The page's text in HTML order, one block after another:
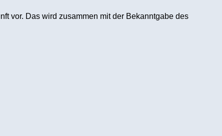
vor. Das wird zusammen mit der Bekanntgabe des